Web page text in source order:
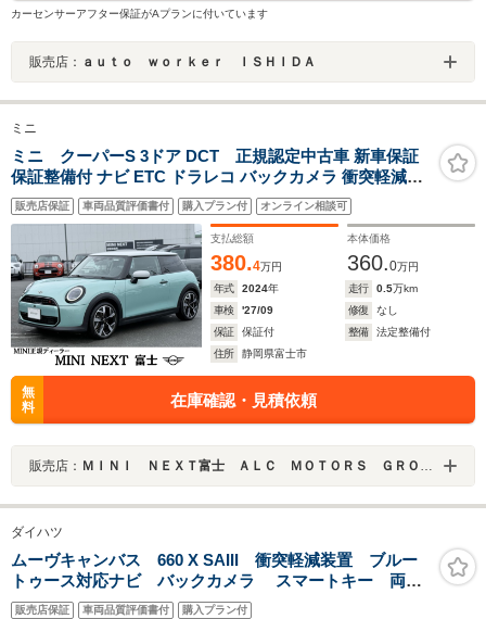
カーセンサーアフター保証がAプランに付いています
販売店： ａｕｔｏ ｗｏｒｋｅｒ ＩＳＨＩＤＡ
ミニ
ミニ クーパーS 3ドア DCT 正規認定中古車 新車保証
保証整備付 ナビ ETC ドラレコ バックカメラ 衝突軽減ブ
レーキ アイドリングストップ 障害物ソナー 車線キープ A
クルコン
販売店保証 車両品質評価書付 購入プラン付 オンライン相談可
支払総額
380.4万円
本体価格
360.0万円
年式
2024年 走行 0.5万km
車検
'27/09 修復
なし
保証
保証付 整備
法定整備付
住所
静岡県富士市
無
料
在庫確認・見積依頼
販売店： ＭＩＮＩ ＮＥＸＴ富士 ＡＬＣ ＭＯＴＯＲＳ ＧＲＯＵＰ
ダイハツ
ムーヴキャンバス 660 X SAIII 衝突軽減装置 ブルー
トゥース対応ナビ バックカメラ スマートキー 両側
電動スライドドア 関東仕入
販売店保証 車両品質評価書付 購入プラン付